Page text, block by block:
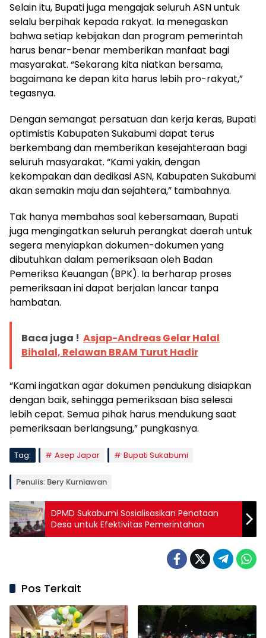
Selain itu, Bupati juga mengajak seluruh ASN untuk
selalu berpihak kepada rakyat. Ia menegaskan
bahwa setiap kebijakan dan program pemerintah
harus benar-benar memberikan manfaat bagi
masyarakat. “Sekarang kita niatkan bersama,
bagaimana ke depan kita harus lebih pro-rakyat,”
tegasnya.
Dengan semangat persatuan dan kerja keras, Bupati
optimistis Kabupaten Sukabumi dapat terus
berkembang dan memberikan kesejahteraan bagi
seluruh masyarakat. “Kami yakin, dengan
kekompakan dan dedikasi ASN, Kabupaten Sukabumi
akan semakin maju dan sejahtera,” tambahnya.
Tak hanya membahas soal kebersamaan, Bupati
juga mengingatkan seluruh perangkat daerah untuk
segera menyiapkan dokumen-dokumen yang
dibutuhkan dalam pemeriksaan oleh Badan
Pemeriksa Keuangan (BPK). Ia berharap proses
pemeriksaan ini dapat berjalan lancar tanpa
hambatan.
Baca juga ! Asjap-Andreas Gelar Halal
Bihalal, Relawan BRAM Turut Hadir
“Kami ingatkan agar dokumen pendukung disiapkan
dengan baik, sehingga pemeriksaan bisa selesai
lebih cepat. Semua pihak harus mendukung saat
pemeriksaan berlangsung,” pungkasnya.
Tag: Asep Japar Bupati Sukabumi
Penulis: Bery Kurniawan
DPMD Sukabumi Sosialisasikan Penataan
Desa untuk Efektivitas Pemerintahan
Pos Terkait